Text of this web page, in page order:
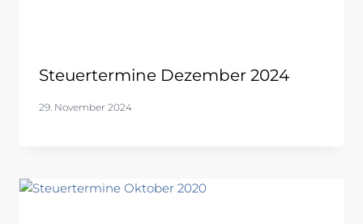
Steuertermine Dezember 2024
29. November 2024